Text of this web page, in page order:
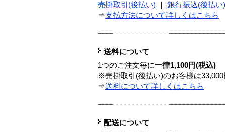
売掛取引(後払い) 銀行振込(後払い)
⇒支払方法について詳しくはこちら
送料について
1つのご注文毎に一律1,100円(税込)
※売掛取引(後払い)のお客様は
⇒送料について詳しくはこちら
配送について